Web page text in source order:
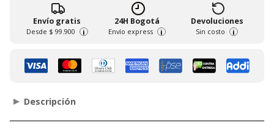
Envío gratis
Desde $ 99.900 i
24H Bogotá
Envío express i
Devoluciones
Sin costo i
Descripción